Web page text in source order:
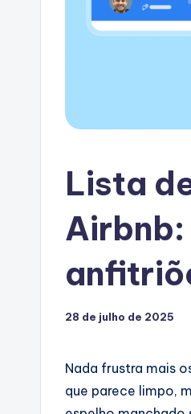
Lista
28 de julho de 2025
Nada frustra mais
que parece limpo,